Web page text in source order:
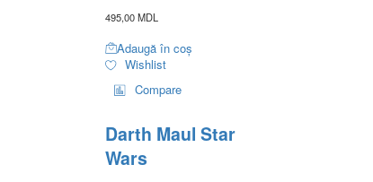
495,00MDL
Adaugă în coș
Wishlist
Compare
Darth Maul Star
Wars